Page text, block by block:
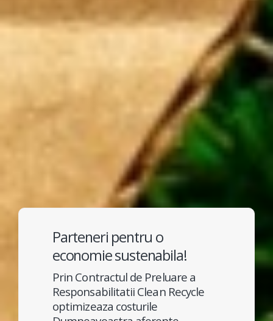
Parteneri pentru o
economie sustenabila!
Prin Contractul de Preluare a
Responsabilitatii Clean Recycle
optimizeaza costurile